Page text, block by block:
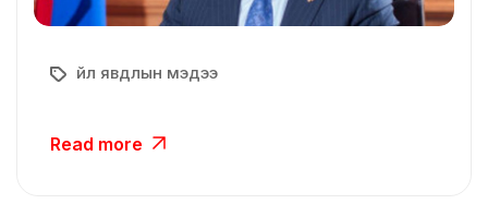
Үйл явдлын мэдээ
Read more